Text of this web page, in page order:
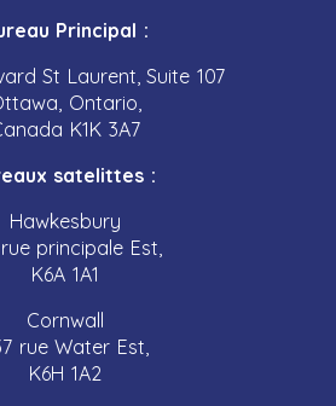
Principal :
St Laurent, Suite 107
Ontario,
K1K 3A7
satelittes :
Hawkesbury
rue principale Est,
K6A 1A1
Cornwall
rue Water Est,
K6H 1A2